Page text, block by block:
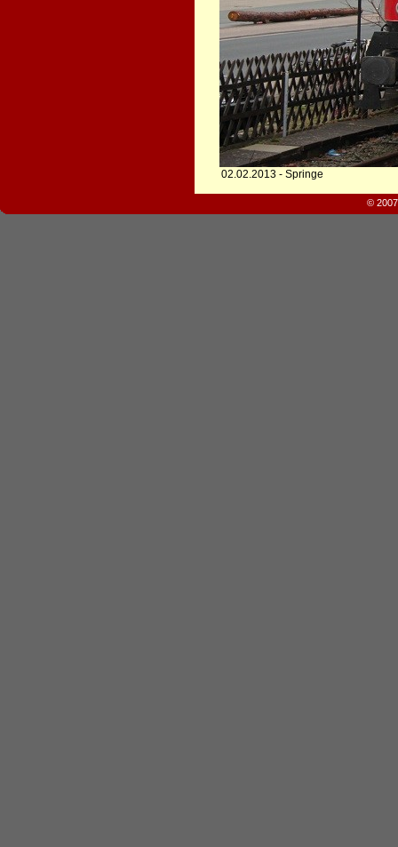
02.02.2013 - Springe
©